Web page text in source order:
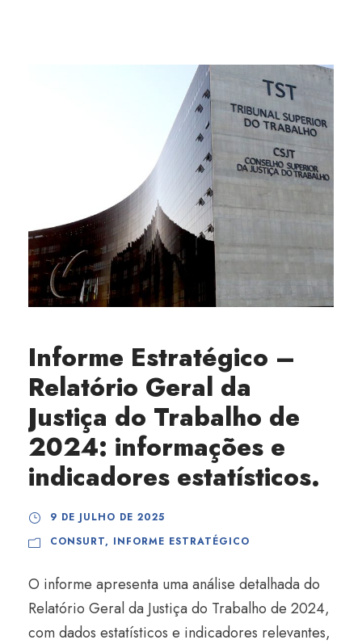
Informe Estratégico –
Relatório Geral da
Justiça do Trabalho de
2024: informações e
indicadores estatísticos.
9 DE JULHO DE 2025
CONSURT, INFORME ESTRATÉGICO
O informe apresenta uma análise detalhada do
Relatório Geral da Justiça do Trabalho de 2024,
com dados estatísticos e indicadores relevantes,